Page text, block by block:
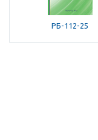
РБ-112-25